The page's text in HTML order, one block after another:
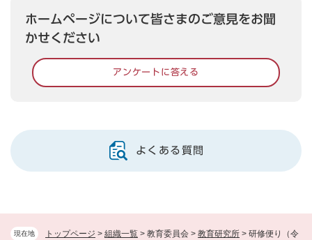
現在地 トップページ > 組織一覧 > 教育委員会 > 教育研究所 > 研修便り（令
ホームページについて皆さまのご意見をお聞
かせください
アンケートに答える
よくある質問